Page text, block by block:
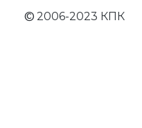
© 2006-2023 КПК